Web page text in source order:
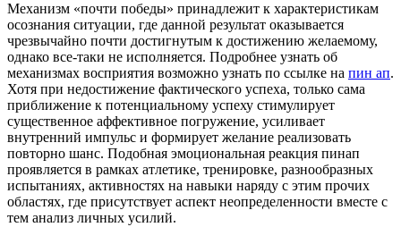
Механизм «почти победы» принадлежит к характеристикам
осознания ситуации, где данной результат оказывается
чрезвычайно почти достигнутым к достижению желаемому,
однако все-таки не исполняется. Подробнее узнать об
механизмах восприятия возможно узнать по ссылке на пин ап.
Хотя при недостижение фактического успеха, только сама
приближение к потенциальному успеху стимулирует
существенное аффективное погружение, усиливает
внутренний импульс и формирует желание реализовать
повторно шанс. Подобная эмоциональная реакция пинап
проявляется в рамках атлетике, тренировке, разнообразных
испытаниях, активностях на навыки наряду с этим прочих
областях, где присутствует аспект неопределенности вместе с
тем анализ личных усилий.